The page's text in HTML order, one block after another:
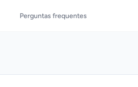
Perguntas frequentes